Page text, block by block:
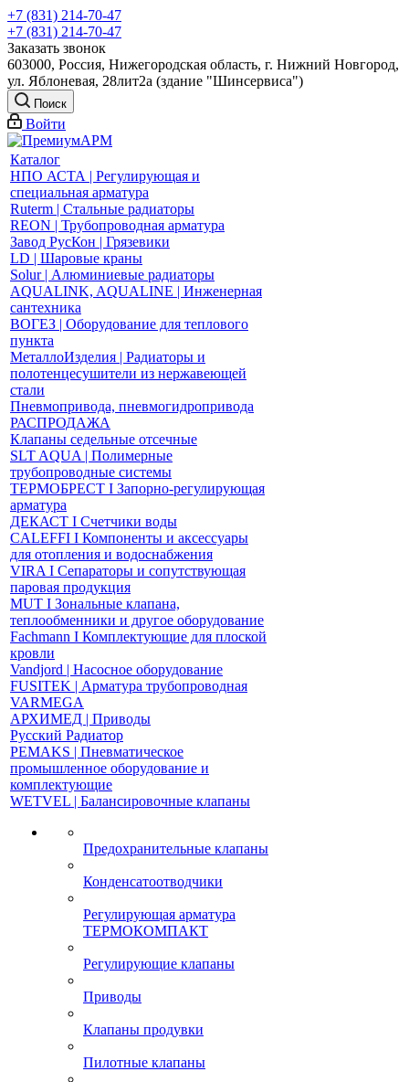
+7 (831) 214-70-47
+7 (831) 214-70-47
Заказать звонок
603000, Россия, Нижегородская область, г. Нижний Новгород,
ул. Яблоневая, 28лит2а (здание "Шинсервиса")
Поиск
Войти
Каталог
НПО АСТА | Регулирующая и
специальная арматура
Ruterm | Стальные радиаторы
REON | Трубопроводная арматура
Завод РусКон | Грязевики
LD | Шаровые краны
Solur | Алюминиевые радиаторы
AQUALINK, AQUALINE | Инженерная
сантехника
ВОГЕЗ | Оборудование для теплового
пункта
МеталлоИзделия | Радиаторы и
полотенцесушители из нержавеющей
стали
Пневмопривода, пневмогидропривода
РАСПРОДАЖА
Клапаны седельные отсечные
SLT AQUA | Полимерные
трубопроводные системы
ТЕРМОБРЕСТ І Запорно-регулирующая
арматура
ДЕКАСТ І Счетчики воды
CALEFFI І Компоненты и аксессуары
для отопления и водоснабжения
VIRA І Сепараторы и сопутствующая
паровая продукция
MUT І Зональные клапана,
теплообменники и другое оборудование
Fachmann І Комплектующие для плоской
кровли
Vandjord | Насосное оборудование
FUSITEK | Арматура трубопроводная
VARMEGA
АРХИМЕД | Приводы
Русский Радиатор
PEMAKS | Пневматическое
промышленное оборудование и
комплектующие
WETVEL | Балансировочные клапаны
Предохранительные клапаны
Конденсатоотводчики
Регулирующая арматура
ТЕРМОКОМПАКТ
Регулирующие клапаны
Приводы
Клапаны продувки
Пилотные клапаны